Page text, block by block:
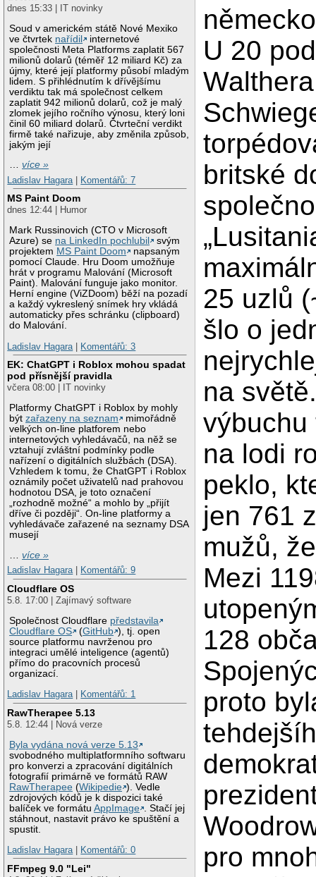
dnes 15:33 | IT novinky
Soud v americkém státě Nové Mexiko
ve čtvrtek nařídil
internetové
společnosti Meta Platforms zaplatit 567
milionů dolarů (téměř 12 miliard Kč) za
újmy, které její platformy působí mladým
lidem. S přihlédnutím k dřívějšímu
verdiktu tak má společnost celkem
zaplatit 942 milionů dolarů, což je malý
zlomek jejího ročního výnosu, který loni
činil 60 miliard dolarů. Čtvrteční verdikt
firmě také nařizuje, aby změnila způsob,
jakým její
…více »
Ladislav Hagara
Komentářů: 7
MS Paint Doom
dnes 12:44 | Humor
Mark Russinovich (CTO v Microsoft
Azure) se na LinkedIn pochlubil
svým
projektem MS Paint Doom
napsaným
pomocí Claude. Hru Doom umožňuje
hrát v programu Malování (Microsoft
Paint). Malování funguje jako monitor.
Herní engine (ViZDoom) běží na pozadí
a každý vykreslený snímek hry vkládá
automaticky přes schránku (clipboard)
do Malování.
Ladislav Hagara
Komentářů: 3
EK: ChatGPT i Roblox mohou spadat
pod přísnější pravidla
včera 08:00 | IT novinky
Platformy ChatGPT i Roblox by mohly
býtzařazeny na seznam
mimořádně
velkých on-line platforem nebo
internetových vyhledávačů, na něž se
vztahují zvláštní podmínky podle
nařízení o digitálních službách (DSA).
Vzhledem k tomu, že ChatGPT i Roblox
oznámily počet uživatelů nad prahovou
hodnotou DSA, je toto označení
„rozhodně možné“ a mohlo by „přijít
dříve či později“. On-line platformy a
vyhledávače zařazené na seznamy DSA
musejí
…více »
Ladislav Hagara| Komentářů: 9
Cloudflare OS
5.8. 17:00 | Zajímavý software
Společnost Cloudflare představila
Cloudflare OS
(GitHub ), tj. open
source platformu navrženou pro
integraci umělé inteligence (agentů)
přímo do pracovních procesů
organizací.
Ladislav Hagara| Komentářů: 1
RawTherapee 5.13
5.8. 12:44 | Nová verze
Byla vydána nová verze 5.13
svobodného multiplatformního softwaru
pro konverzi a zpracování digitálních
fotografií primárně ve formátů RAW
RawTherapee (Wikipedie ). Vedle
zdrojových kódů je k dispozici také
balíček ve formátuAppImage
. Stačí jej
stáhnout, nastavit právo ke spuštění a
spustit.
Ladislav Hagara| Komentářů: 0
FFmpeg 9.0 "Lei"
U 20
Walthera
britské
25 uzlů
šlo o
na
výbuchu
na lodi
peklo,
jen 761
mužů,
Mezi
128
proto
pro